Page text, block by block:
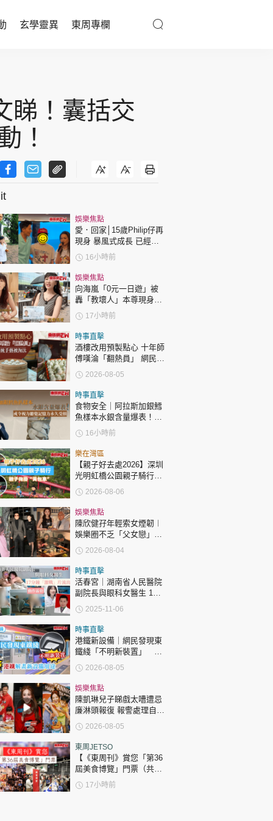
玄學靈異 東周專欄
親子天地
與寵同行
娛樂名人
文化藝術
時政財經
健康生活
飲食旅遊
球 The Standard 親子王
得轉載 ©Eastweek.com.hk. All rights reserved.
睇！囊括交
！
娛樂焦點
愛．回家│15歲Philip仔再
現身 暴風式成長 已經高
過「三太」樊亦敏！
16小時前
娛樂焦點
向海嵐「0元一日遊」被
轟「教壞人」本尊現身回
應網民
17小時前
時事直擊
酒樓改用預製點心 十年師
傅嘆淪「翻熱員」 網民憂
傳統手藝被淘汰
2026-08-05
時事直擊
食物安全｜阿拉斯加銀鱈
魚樣本水銀含量爆表！或
令視力聽覺記憶力永久受
損
16小時前
樂在灣區
【親子好去處2026】深圳
光明虹橋公園親子騎行：
「電助力黃包車」2小時
環湖
2026-08-06
娛樂焦點
陳欣健孖年輕索女煙韌︱
娛樂圈不乏「父女戀」
「爺孫戀」 年齡差距最大
達51歲 最受矚目有李龍
基謝賢
2026-08-04
時事直擊
活春宮｜湖南省人民醫院
副院長與眼科女醫生 17
分鐘「激戰」片流出 動作
露骨 網上瘋傳
2025-11-06
時事直擊
港鐵新設備｜網民發現東
鐵綫「不明新裝置」 港
鐵解畫新設備用途
2026-08-05
娛樂焦點
陳凱琳兒子睇戲太嘈遭忌
廉淋頭報復 報警處理自責
護子不力 歐錦棠陳倩揚齊
表態「媽媽有責任」
2026-08-05
東周JETSO
【《東周刊》賞您「第36
屆美食博覽」門票（共30
張）】
17小時前